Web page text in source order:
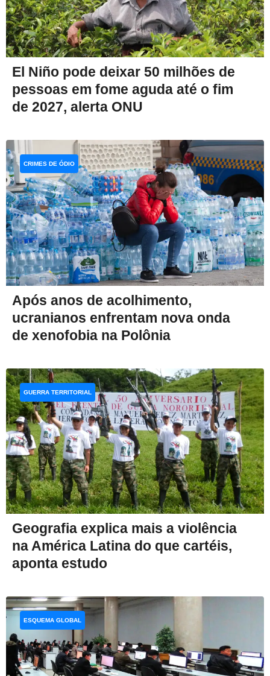
El Niño pode deixar 50 milhões de
pessoas em fome aguda até o fim
de 2027, alerta ONU
Após anos de acolhimento,
ucranianos enfrentam nova onda
de xenofobia na Polônia
CRIMES DE ÓDIO
Geografia explica mais a violência
na América Latina do que cartéis,
aponta estudo
GUERRA TERRITORIAL
ESQUEMA GLOBAL